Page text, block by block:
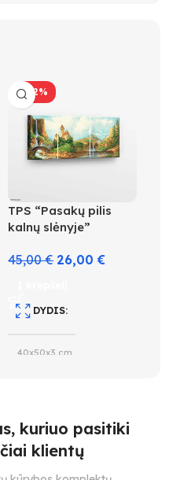
-42%
TPS “Pasakų pilis
kalnų slėnyje”
45,00€ 26,00€
DYDIS
40x50x3 cm
30kuriuo pasitiki
klientų